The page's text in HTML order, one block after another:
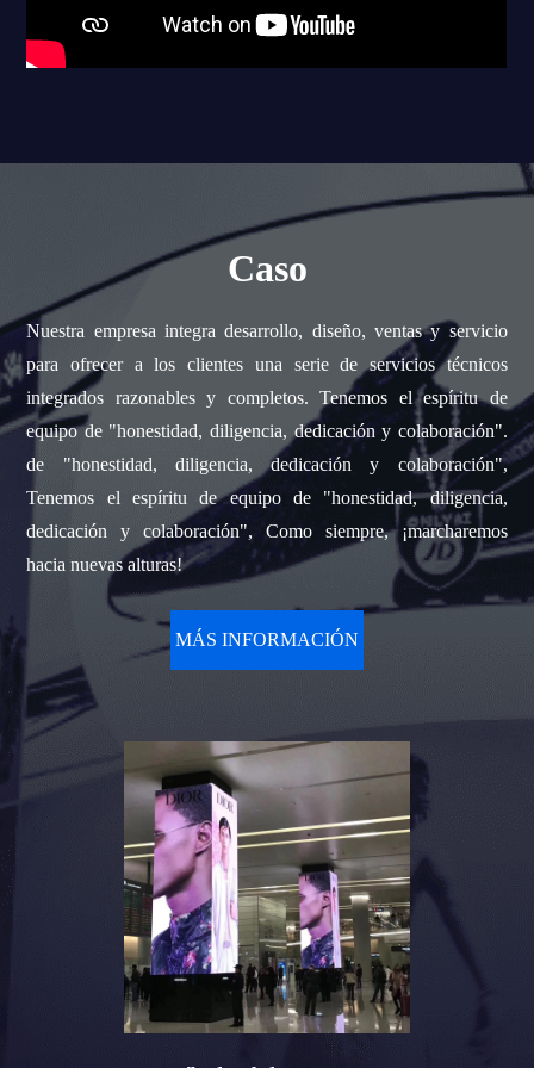
Caso
Nuestra empresa integra desarrollo, diseño, ventas y servicio
para ofrecer a los clientes una serie de servicios técnicos
integrados razonables y completos. Tenemos el espíritu de
equipo de "honestidad, diligencia, dedicación y colaboración".
de "honestidad, diligencia, dedicación y colaboración",
Tenemos el espíritu de equipo de "honestidad, diligencia,
dedicación y colaboración", Como siempre, ¡marcharemos
hacia nuevas alturas!
MÁS INFORMACIÓN